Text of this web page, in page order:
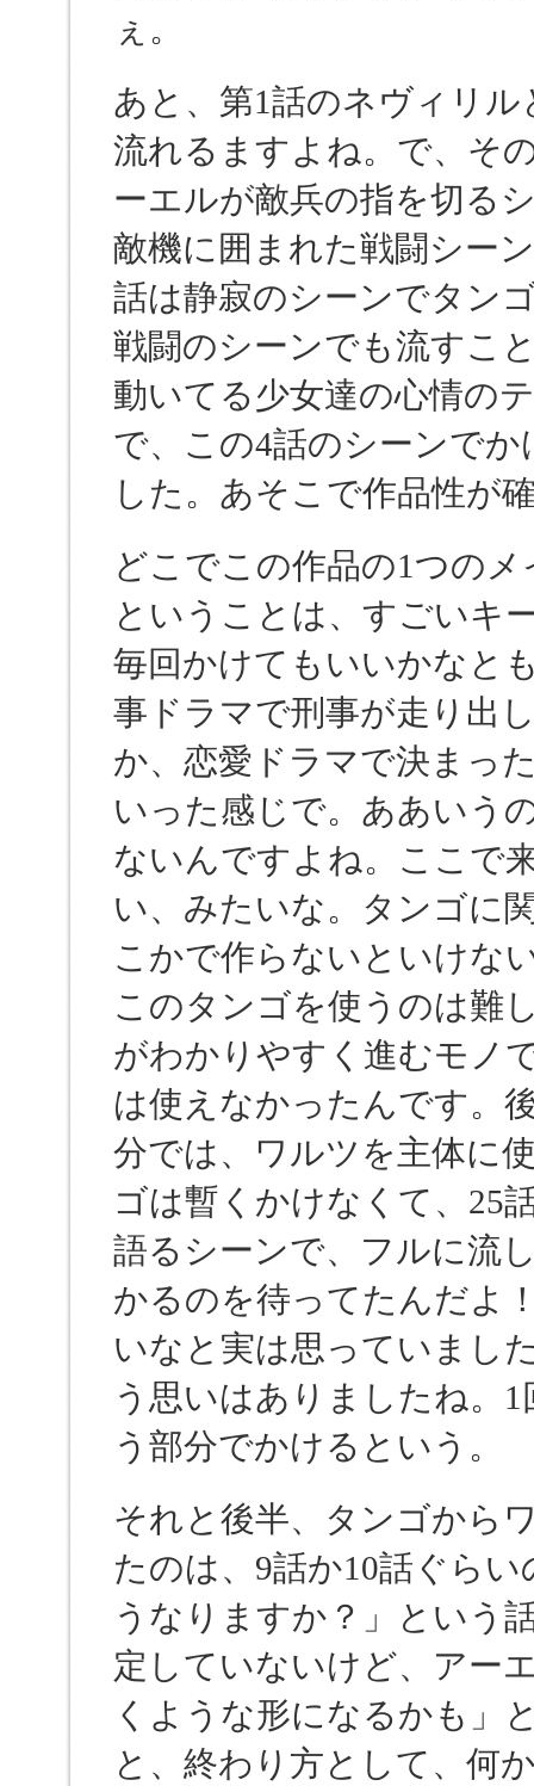
ぇ。
あと、第1話のネヴィリ
流れるますよね。で、そ
ーエルが敵兵の指を切る
敵機に囲まれた戦闘シー
話は静寂のシーンでタン
戦闘のシーンでも流すこ
動いてる少女達の心情の
で、この4話のシーンで
した。あそこで作品性が
どこでこの作品の1つの
ということは、すごいキ
毎回かけてもいいかなと
事ドラマで刑事が走り出
か、恋愛ドラマで決まっ
いった感じで。ああいう
ないんですよね。ここで
い、みたいな。タンゴに
こかで作らないといけな
このタンゴを使うのは難
がわかりやすく進むモノ
は使えなかったんです。
分では、ワルツを主体に
ゴは暫くかけなくて、25
語るシーンで、フルに流
かるのを待ってたんだよ
いなと実は思っていまし
う思いはありましたね。
う部分でかけるという。
それと後半、タンゴから
たのは、9話か10話ぐら
うなりますか？」という
定していないけど、アー
くような形になるかも」
と、終わり方として、何